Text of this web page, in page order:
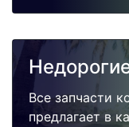
Все запчасти
предлагает в